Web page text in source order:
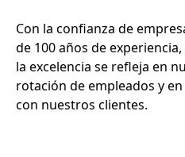
Con la confianza de
de 100 años de
la excelencia se refleja en
rotación de empleados y
con nuestros clientes.